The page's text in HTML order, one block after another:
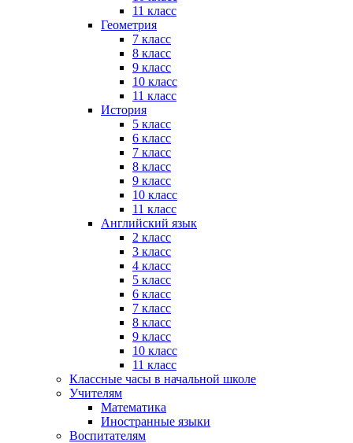
11 класс
Геометрия
7 класс
8 класс
9 класс
10 класс
11 класс
История
5 класс
6 класс
7 класс
8 класс
9 класс
10 класс
11 класс
Английский язык
2 класс
3 класс
4 класс
5 класс
6 класс
7 класс
8 класс
9 класс
10 класс
11 класс
Классные часы в начальной школе
Учителям
Математика
Иностранные языки
Воспитателям